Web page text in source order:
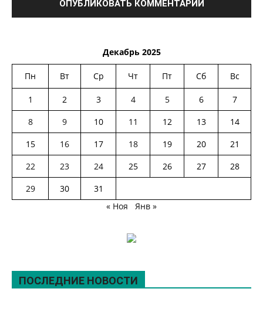
Декабрь 2025
Пн Вт Ср Чт Пт Сб Вс
1 2 3 4 5 6
7
8
9 10 11 12 13
14
15
16 17 18 19 20
21
22
23 24 25 26 27
28
29
30
31
« Ноя
Янв »
ПОСЛЕДНИЕ НОВОСТИ